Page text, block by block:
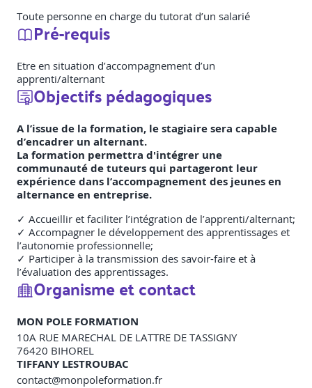
Toute personne en charge du tutorat d’un salarié
Pré-requis
Etre en situation d’accompagnement d’un
apprenti/alternant
Objectifs pédagogiques
A l’issue de la formation, le stagiaire sera capable
d’encadrer un alternant.
La formation permettra d'intégrer une
communauté de tuteurs qui partageront leur
expérience dans l’accompagnement des jeunes en
alternance en entreprise.
✓ Accueillir et faciliter l’intégration de l’apprenti/alternant;
✓ Accompagner le développement des apprentissages et
l’autonomie professionnelle;
✓ Participer à la transmission des savoir-faire et à
l’évaluation des apprentissages.
Organisme et contact
MON POLE FORMATION
10A RUE MARECHAL DE LATTRE DE TASSIGNY
76420 BIHOREL
TIFFANY LESTROUBAC
contact@monpoleformation.fr